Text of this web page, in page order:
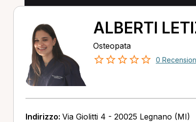
ALBERTI
Osteopata
0
Indirizzo: Via Giolitti 4 - 20025 Legnano (MI)